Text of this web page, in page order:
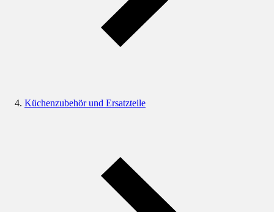
Küchenzubehör und Ersatzteile